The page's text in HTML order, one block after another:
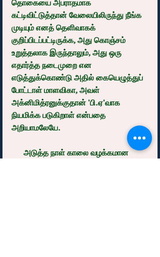
தொகையை அபராதமாக
கட்டிவிட்டுத்தான் வேலையிலிருந்து நீங்க
முடியும் எனத் தெளிவாகக்
குறிப்பிடப்பட்டிருக்க, அது கொஞ்சம்
உறுத்தலாக இருந்தாலும், அது ஒரு
எதார்த்த நடைமுறை என
எடுத்துக்கொண்டு அதில் கையெழுத்துப்
போட்டாள் மாளவிகா, அவள்
அக்னிமித்ரனுக்குதான் 'பி.ஏ'வாக
நியமிக்க படுகிறாள் என்பதை
அறியாமலேயே.